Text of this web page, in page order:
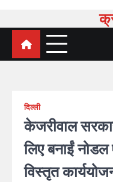
दिल्ली
केजरीवाल
लिए बनाईं
विस्तृत